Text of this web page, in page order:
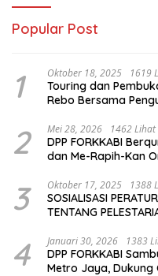
Popular Post
1 Oktober 18, 2025 1619
Touring dan
Rebo Bersama
2 Mei 28, 2026 1462 Lihat
DPP FORKKABI
dan Me-Rapih-Kan
3 Oktober 17, 2025 1388
SOSIALISASI
TENTANG
4 Januari 30, 2026 1383
DPP FORKKABI
Metro Jaya, Dukung